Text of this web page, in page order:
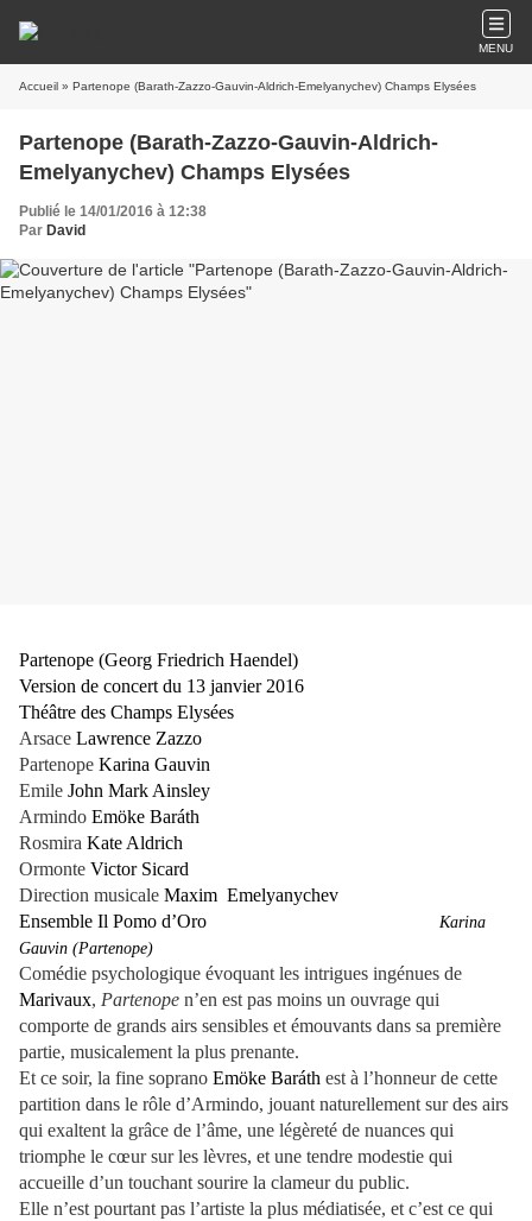
MENU
Accueil » Partenope (Barath-Zazzo-Gauvin-Aldrich-Emelyanychev) Champs Elysées
Partenope (Barath-Zazzo-Gauvin-Aldrich-
Emelyanychev) Champs Elysées
Publié le 14/01/2016 à 12:38
Par David
Partenope (Georg Friedrich Haendel)
Version de concert du 13 janvier 2016
Théâtre des Champs Elysées
Arsace Lawrence Zazzo
Partenope Karina Gauvin
Emile John Mark Ainsley
Armindo Emöke Baráth
Rosmira Kate Aldrich
Ormonte Victor Sicard
Direction musicale Maxim Emelyanychev
Ensemble Il Pomo d’Oro Karina
Gauvin (Partenope)
Comédie psychologique évoquant les intrigues ingénues de
Marivaux, Partenope n’en est pas moins un ouvrage qui
comporte de grands airs sensibles et émouvants dans sa première
partie, musicalement la plus prenante.
Et ce soir, la fine soprano Emöke Baráth est à l’honneur de cette
partition dans le rôle d’Armindo, jouant naturellement sur des airs
qui exaltent la grâce de l’âme, une légèreté de nuances qui
triomphe le cœur sur les lèvres, et une tendre modestie qui
accueille d’un touchant sourire la clameur du public.
Elle n’est pourtant pas l’artiste la plus médiatisée, et c’est ce qui